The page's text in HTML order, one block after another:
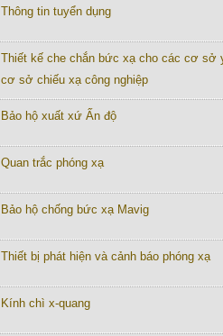
Thông tin tuyển dụng
Thiết kế che chắn bức xạ cho các cơ sở
cơ sở chiếu xạ công nghiệp
Bảo hộ xuất xứ Ấn độ
Quan trắc phóng xạ
Bảo hộ chống bức xạ Mavig
Thiết bị phát hiện và cảnh báo phóng xạ
Kính chì x-quang